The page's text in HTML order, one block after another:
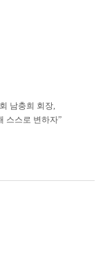
남충희 회장,
스스로 변하자”
로 인해 요양병...